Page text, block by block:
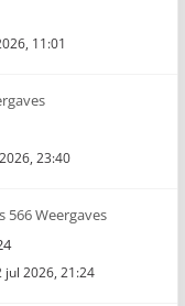
11:01
23:40
566 Weergaves
jul 2026, 21:24